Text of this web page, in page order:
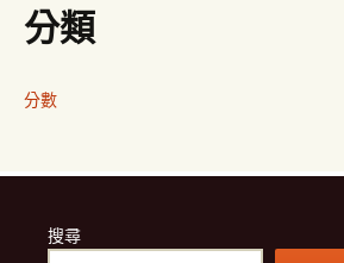
分類
分數
搜尋